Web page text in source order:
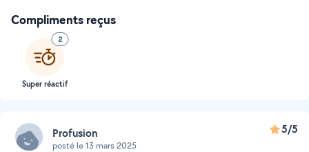
Compliments reçus
2
Super réactif
Profusion
posté le 13 mars 2025
5/5